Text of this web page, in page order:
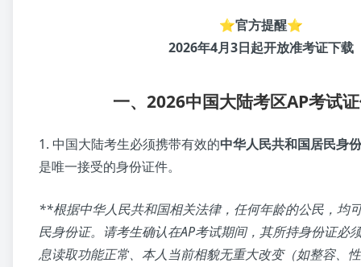
⭐官方提醒⭐
2026年4月3日起开放准考证下载
一、2026中国大陆考区AP考试
1. 中国大陆考生必须携带有效的中华人民共和国居民身
是唯一接受的身份证件。
**根据中华人民共和国相关法律，任何年龄的公民，均
民身份证。请考生确认在AP考试期间，其所持身份证必
息读取功能正常、本人当前相貌无重大改变（如整容、